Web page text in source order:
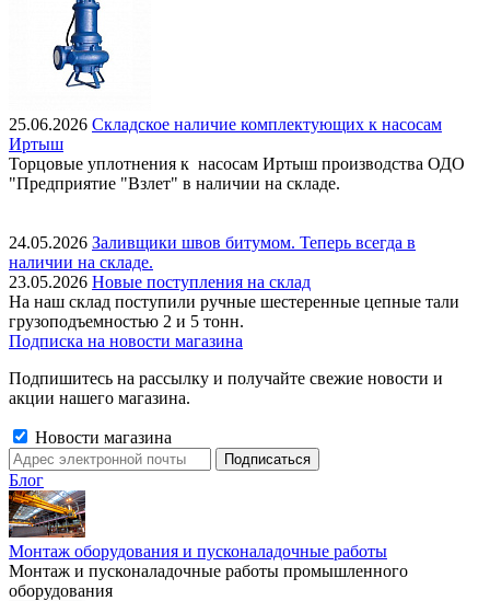
25.06.2026 Складское наличие комплектующих к насосам
Иртыш
Торцовые уплотнения к насосам Иртыш производства ОДО
"Предприятие "Взлет" в наличии на складе.
24.05.2026 Заливщики швов битумом. Теперь всегда в
наличии на складе.
23.05.2026 Новые поступления на склад
На наш склад поступили ручные шестеренные цепные тали
грузоподъемностью 2 и 5 тонн.
Подписка на новости магазина
Подпишитесь на рассылку и получайте свежие новости и
акции нашего магазина.
Новости магазина
Блог
Монтаж оборудования и пусконаладочные работы
Монтаж и пусконаладочные работы промышленного
оборудования